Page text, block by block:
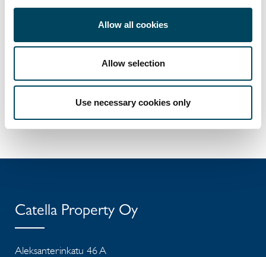
Allow all cookies
Allow selection
Use necessary cookies only
p. + 358 10 5220 360
petteri.heikkinen@catella.fi
myyntipäällikkö
p. +358 10 5220 454
annina.niemi@catella.fi
Catella Property Oy
Aleksanterinkatu 46 A